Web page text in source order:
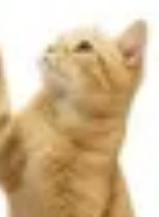
de ProjetÉcologie et